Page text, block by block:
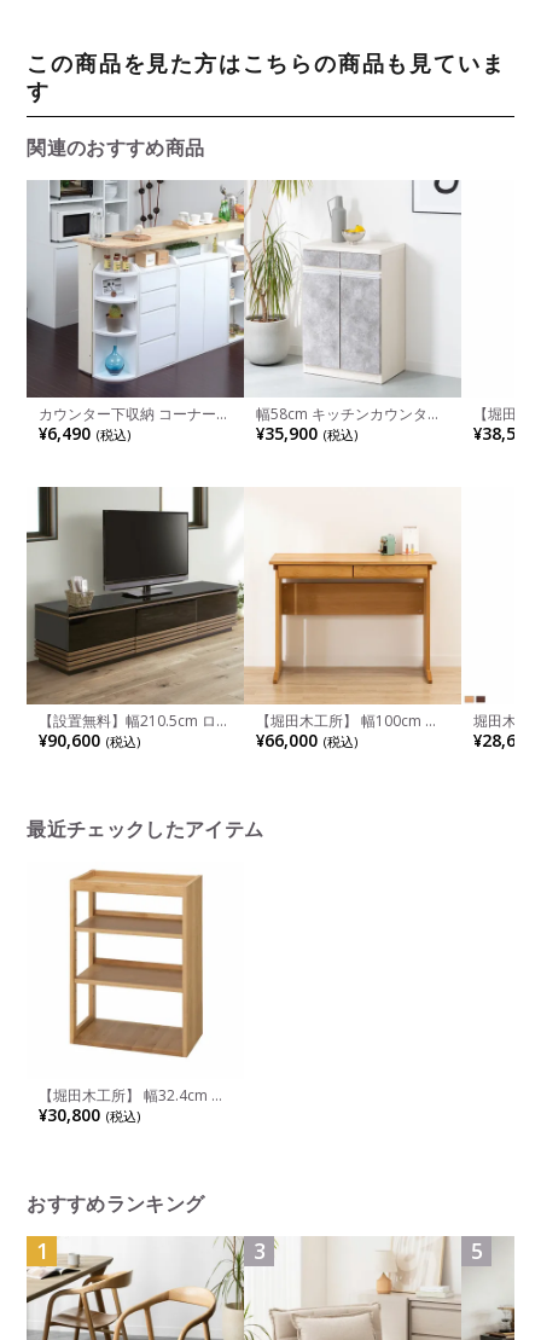
この商品を見た方はこちらの商品も見ていま
す
関連のおすすめ商品
カウンター下収納 コーナー
リビング・キッチン収納 幅
220×奥行220×高さ800mm
¥6,490 (税込)
幅58cm キッチンカウンター
ダストBOX付き ゴミ箱付き
ゴミ箱収納 引出し付き 日本
ル モダン
¥35,900 (税込)
【堀田
ロ 45ラ
学習机 勉
¥38,500
【設置無料】幅210.5cm ロー
ボード テレビボード テレビ
台 UV塗装天板 北欧風 和モダ
¥90,600 (税込)
【堀田木工所】 幅100cm サ
イン デスク 学習机 勉強机 ア
ルダー材 自然塗装 日本製
¥66,000 (税込)
堀田木工
チェスト
本製 引き
¥28,600
最近チェックしたアイテム
【堀田木工所】 幅32.4cm サ
イン ラック上台 学習机 勉強
机 アルダー材 自然塗装 日本
¥30,800 (税込)
おすすめランキング
1 3 5